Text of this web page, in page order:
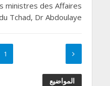
ministres des Affaires
Tchad, Dr Abdoulaye...
1
المواضيع